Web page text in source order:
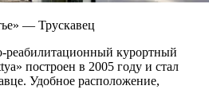
— Трускавец
реабилитационный курортный
построен в 2005 году и стал
Удобное расположение,